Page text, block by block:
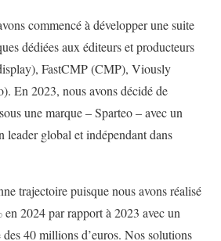
commencé à développer une suite
dédiées aux éditeurs et producteurs
FastCMP (CMP), Viously
En 2023, nous avons décidé de
une marque – Sparteo – avec un
global et indépendant dans
trajectoire puisque nous avons réalisé
2024 par rapport à 2023 avec un
40 millions d’euros. Nos solutions